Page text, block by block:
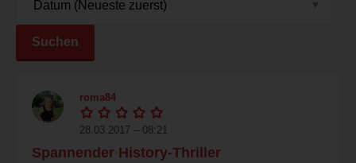
Suchen
roma84
28.03.2017 – 08:21
Spannender History-Thriller